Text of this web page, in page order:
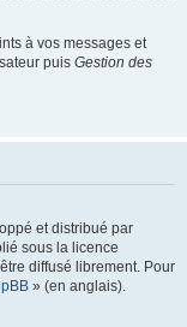
à vos messages et
puis Gestion des
et distribué par
sous la licence
diffusé librement. Pour
» (en anglais).